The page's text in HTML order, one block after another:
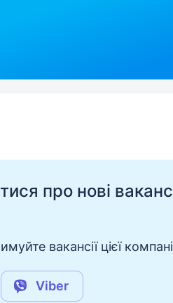
про нові
вакансії цієї
Viber